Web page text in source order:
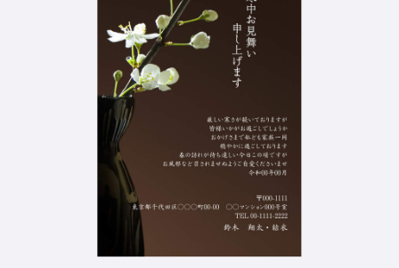
出荷日・配送
年賀家族について